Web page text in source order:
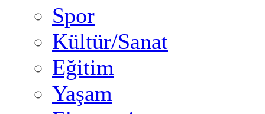
Spor
Kültür/Sanat
Eğitim
Yaşam